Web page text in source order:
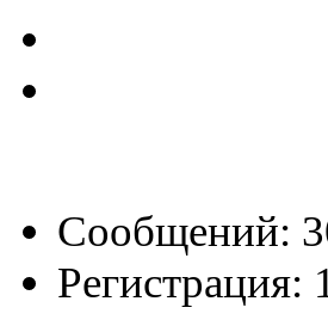
Сообщений:
Регистрация: